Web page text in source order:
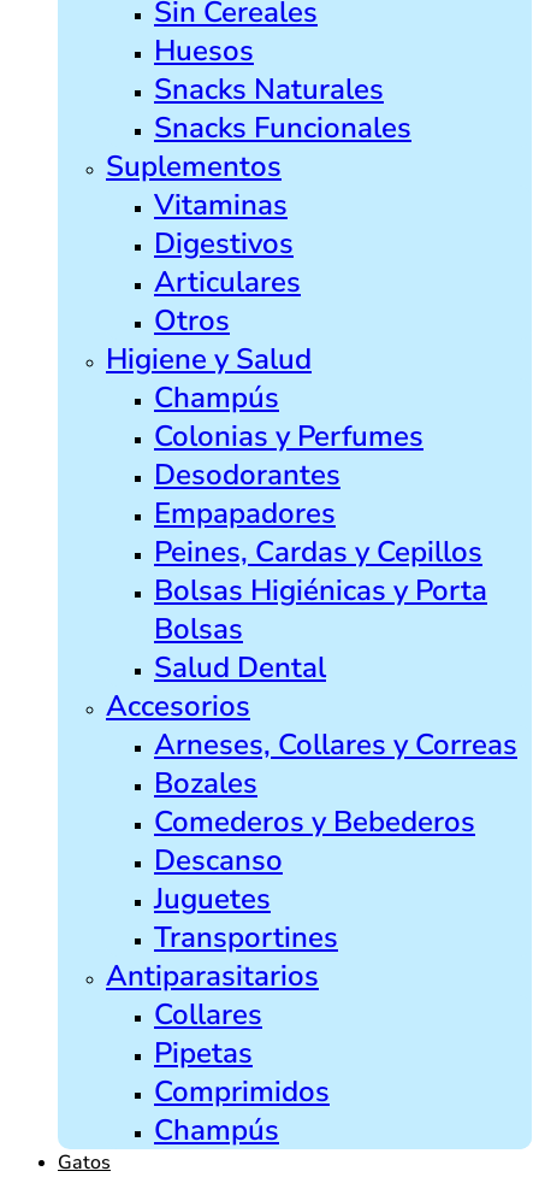
Sin Cereales
Huesos
Snacks Naturales
Snacks Funcionales
Suplementos
Vitaminas
Digestivos
Articulares
Otros
Higiene y Salud
Champús
Colonias y Perfumes
Desodorantes
Empapadores
Peines, Cardas y Cepillos
Bolsas Higiénicas y Porta
Bolsas
Salud Dental
Accesorios
Arneses, Collares y Correas
Bozales
Comederos y Bebederos
Descanso
Juguetes
Transportines
Antiparasitarios
Collares
Pipetas
Comprimidos
Champús
Gatos